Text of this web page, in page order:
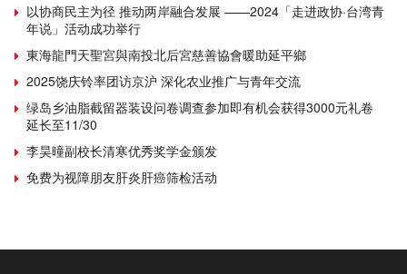
以协商民主为径 推动两岸融合发展 ——2024「走进政协·台湾青
年说」活动成功举行
東海龍門天聖宮與南投北后宮慈善協會暖助延平鄉
2025饶庆铃率团访京沪 深化农业推广与青年交流
绿岛乡油脂截留器装设问卷调查参加即有机会获得3000元礼卷
延长至11/30
李昊曈副校长清寒优秀奖学金颁发
免费为视障朋友肝炎肝癌筛检活动